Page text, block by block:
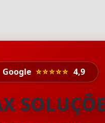
Google ⭐⭐⭐⭐⭐ 4,9